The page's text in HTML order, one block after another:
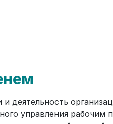
деятельность
управления рабочим